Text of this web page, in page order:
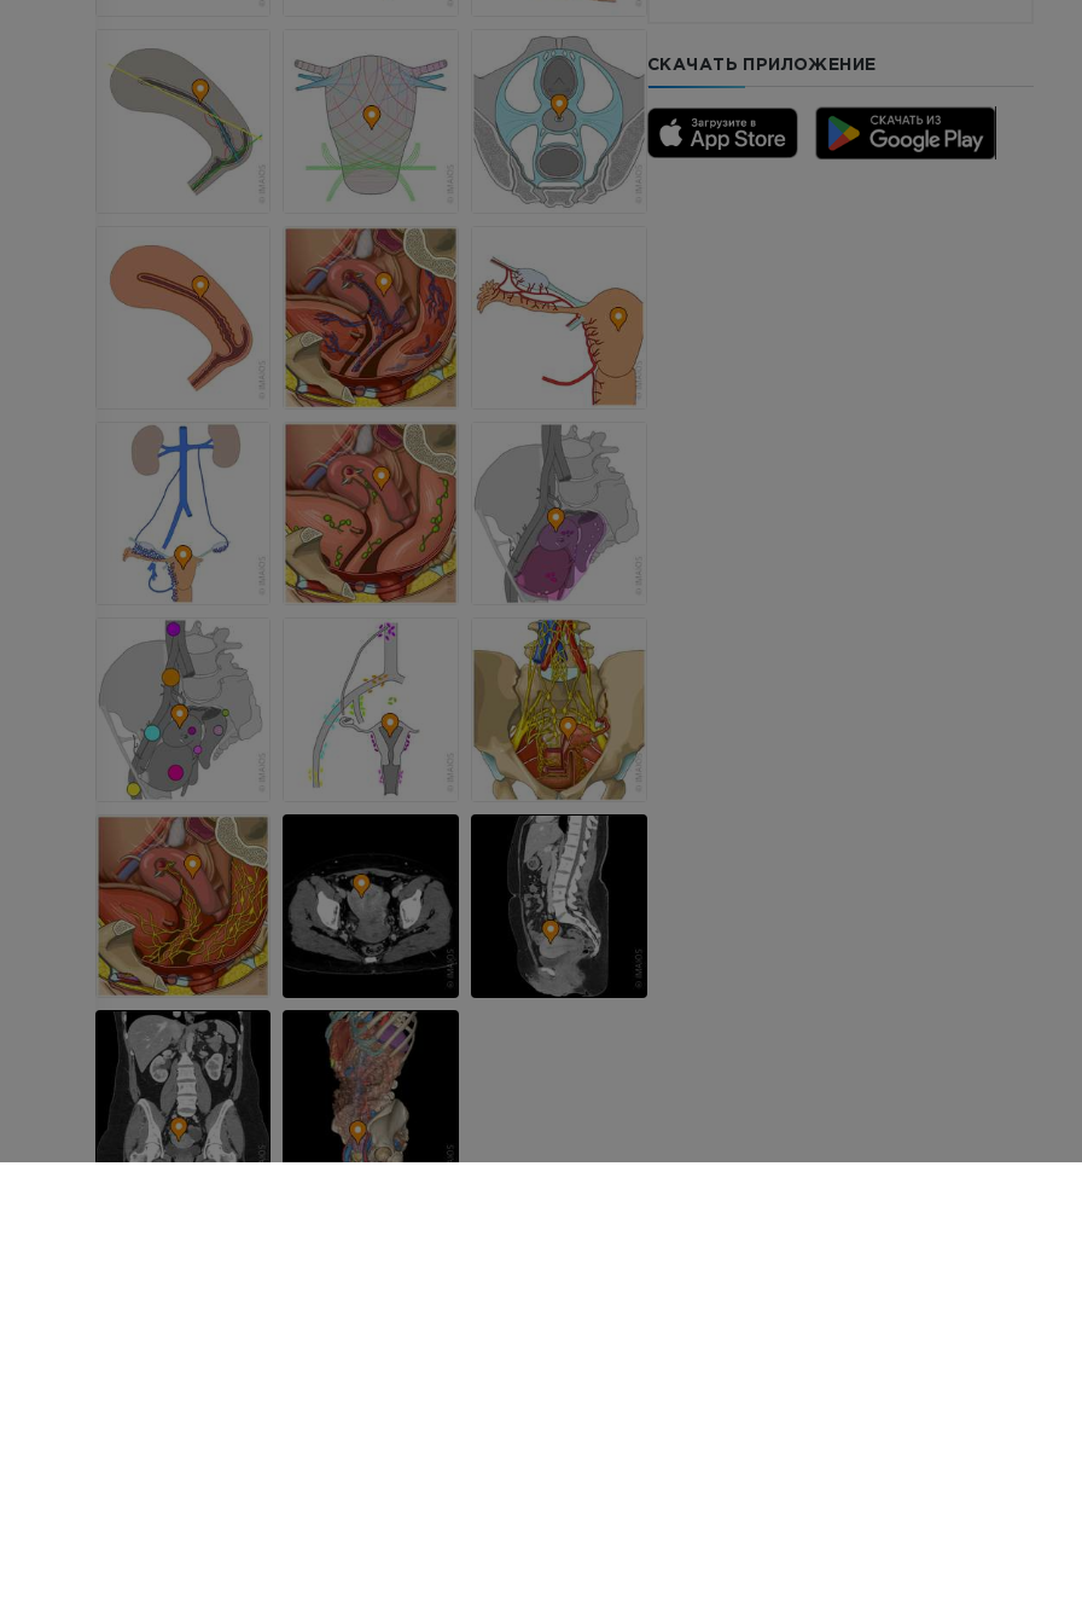
Ангиография артерий
верхней конечности
Ангиография
БЕСПЛАТНО
Visible Human Project
МРТ переднего отдела
стопы
ПРЕМИУМ
Lower limb CTA
KT
ПРЕМИУМ
Голень (артерии и
кости)
KT
Ангиография артерий
нижних конечностей
Ангиография
БЕСПЛАТНО
СКАЧАТЬ ПРИЛОЖЕНИЕ